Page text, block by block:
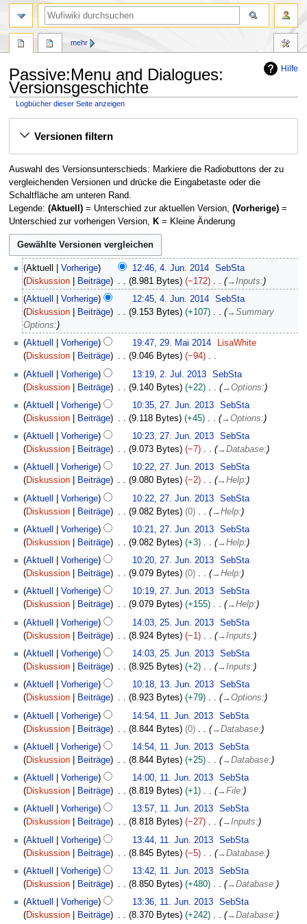
Hilfe
Passive:Menu and Dialogues:
Versionsgeschichte
Logbücher dieser Seite anzeigen
Navigation
Suche Versionen filtern
Auswahl des Versionsunterschieds: Markiere die Radiobuttons der zu
vergleichenden Versionen und drücke die Eingabetaste oder die
Schaltfläche am unteren Rand.
Legende: (Aktuell)= Unterschied zur aktuellen Version, (Vorherige)=
Unterschied zur vorherigen Version, K= Kleine Änderung
Aktuell Vorherige 12:46, 4. Jun. 2014
SebSta
Diskussion
Beiträge 8.981 Bytes −172 →Inputs:
Aktuell
Vorherige 12:45, 4. Jun. 2014
SebSta
Diskussion
Beiträge 9.153 Bytes +107 →Summary
Options:
M
Aktuell Vorherige 19:47, 29. Mai 2014
LisaWhite
Diskussion
Beiträge 9.046 Bytes
−94
K
e
n
e
B
e
r
b
e
i
t
u
g
s
z
u
a
m
m
e
n
f
s
s
u
n
g
Aktuell Vorherige 13:19, 2. Jul. 2013
SebSta
Diskussion
Beiträge 9.140 Bytes +22 →Options:
Aktuell Vorherige 10:35, 27. Jun. 2013
SebSta
Diskussion
Beiträge 9.118 Bytes +45 →Options:
Aktuell
Vorherige 10:23, 27. Jun. 2013
SebSta
Diskussion
Beiträge 9.073 Bytes −7 →Database:
Aktuell
Vorherige 10:22, 27. Jun. 2013
SebSta
Diskussion
Beiträge 9.080 Bytes −2 →Help:
Aktuell
Vorherige 10:22, 27. Jun. 2013
SebSta
Diskussion
Beiträge 9.082 Bytes 0 →Help:
Aktuell
Vorherige 10:21, 27. Jun. 2013
SebSta
Diskussion
Beiträge 9.082 Bytes +3 →Help:
Aktuell
Vorherige 10:20, 27. Jun. 2013
SebSta
Diskussion
Beiträge 9.079 Bytes 0 →Help:
Aktuell
Vorherige 10:19, 27. Jun. 2013
SebSta
Diskussion
Beiträge 9.079 Bytes +155 →Help:
Aktuell Vorherige 14:03, 25. Jun. 2013
SebSta
Diskussion
Beiträge 8.924 Bytes −1 →Inputs:
Aktuell
Vorherige 14:03, 25. Jun. 2013
SebSta
Diskussion
Beiträge 8.925 Bytes +2 →Inputs:
Aktuell Vorherige 10:18, 13. Jun. 2013
SebSta
Diskussion
Beiträge 8.923 Bytes +79 →Options:
Aktuell Vorherige 14:54, 11. Jun. 2013
SebSta
Diskussion
Beiträge 8.844 Bytes 0 →Database:
Aktuell
Vorherige 14:54, 11. Jun. 2013
SebSta
Diskussion
Beiträge 8.844 Bytes +25 →Database:
Aktuell
Vorherige 14:00, 11. Jun. 2013
SebSta
Diskussion
Beiträge 8.819 Bytes +1 →File:
Aktuell
Vorherige 13:57, 11. Jun. 2013
SebSta
Diskussion
Beiträge 8.818 Bytes −27 →Inputs:
Aktuell
Vorherige 13:44, 11. Jun. 2013
SebSta
Diskussion
Beiträge 8.845 Bytes −5 →Database:
Aktuell
Vorherige 13:42, 11. Jun. 2013
SebSta
Diskussion
Beiträge 8.850 Bytes +480 →Database:
Aktuell
Vorherige 13:36, 11. Jun. 2013
SebSta
Diskussion
Beiträge 8.370 Bytes +242 →Database:
mehr
Suche